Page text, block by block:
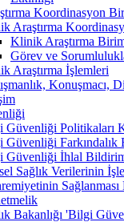
Koordinasyon
Araştırma
Klinik Araştırma
Görev ve
Araştırma İşlemleri
Konuşmacı,
Güvenliği Politikaları
Güvenliği Farkındalık
Güvenliği İhlal
Sağlık Verilerinin
Sağlanması
Bakanlığı 'Bilgi